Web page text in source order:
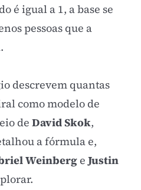
é igual a 1, a base se
pessoas que a
descrevem quantas
como modelo de
de David Skok,
a fórmula e,
WeinbergeJustin